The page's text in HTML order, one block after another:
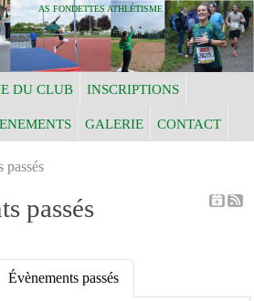
AS FONDETTES ATHLÉTISME
DU CLUB INSCRIPTIONS
GALERIE CONTACT
passés
passés
Évènements passés